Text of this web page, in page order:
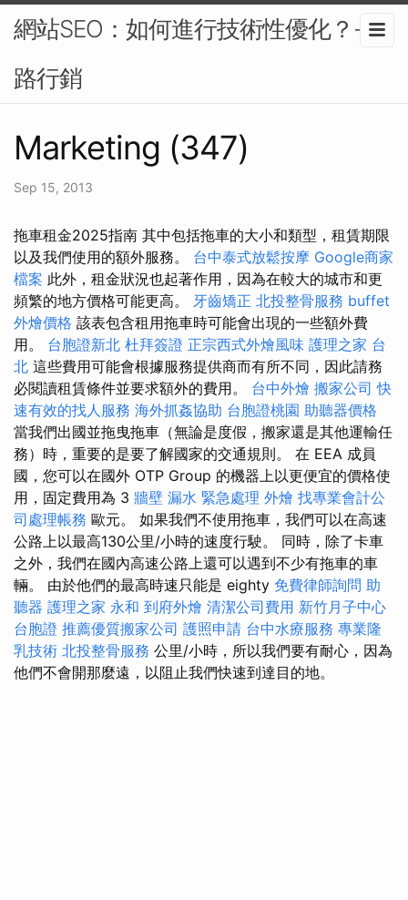
網站SEO：如何進行技術性優化？-網
路行銷
Marketing (347)
Sep 15, 2013
拖車租金2025指南 其中包括拖車的大小和類型，租賃期限
以及我們使用的額外服務。 台中泰式放鬆按摩 Google商家
檔案 此外，租金狀況也起著作用，因為在較大的城市和更
頻繁的地方價格可能更高。 牙齒矯正 北投整骨服務 buffet
外燴價格 該表包含租用拖車時可能會出現的一些額外費
用。 台胞證新北 杜拜簽證 正宗西式外燴風味 護理之家 台
北 這些費用可能會根據服務提供商而有所不同，因此請務
必閱讀租賃條件並要求額外的費用。 台中外燴 搬家公司 快
速有效的找人服務 海外抓姦協助 台胞證桃園 助聽器價格
當我們出國並拖曳拖車（無論是度假，搬家還是其他運輸任
務）時，重要的是要了解國家的交通規則。 在 EEA 成員
國，您可以在國外 OTP Group 的機器上以更便宜的價格使
用，固定費用為 3 牆壁 漏水 緊急處理 外燴 找專業會計公
司處理帳務 歐元。 如果我們不使用拖車，我們可以在高速
公路上以最高130公里/小時的速度行駛。 同時，除了卡車
之外，我們在國內高速公路上還可以遇到不少有拖車的車
輛。 由於他們的最高時速只能是 eighty 免費律師詢問 助
聽器 護理之家 永和 到府外燴 清潔公司費用 新竹月子中心
台胞證 推薦優質搬家公司 護照申請 台中水療服務 專業隆
乳技術 北投整骨服務 公里/小時，所以我們要有耐心，因為
他們不會開那麼遠，以阻止我們快速到達目的地。